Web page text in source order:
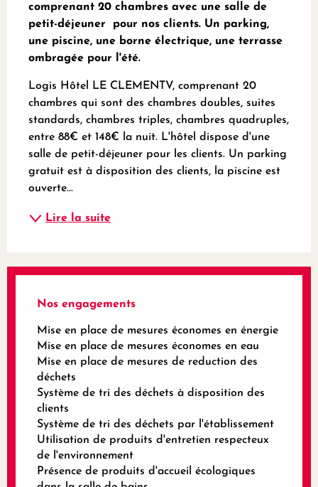
comprenant 20 chambres avec une salle de
petit-déjeuner  pour nos clients. Un parking,
une piscine, une borne électrique, une terrasse
ombragée pour l'été.
Logis Hôtel LE CLEMENTV, comprenant 20
chambres qui sont des chambres doubles, suites
standards, chambres triples, chambres quadruples,
entre 88€ et 148€ la nuit. L'hôtel dispose d'une
salle de petit-déjeuner pour les clients. Un parking
gratuit est à disposition des clients, la piscine est
ouverte...
Lire la suite
Nos engagements
Mise en place de mesures économes en énergie
Mise en place de mesures économes en eau
Mise en place de mesures de reduction des
déchets
Système de tri des déchets à disposition des
clients
Système de tri des déchets par l'établissement
Utilisation de produits d'entretien respecteux
de l'environnement
Présence de produits d'accueil écologiques